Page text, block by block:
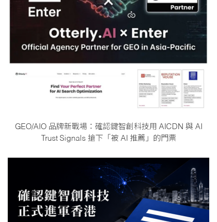
GEO/AIO 品牌新戰場：確認鍵智創科技用 AICDN 與 AI
Trust Signals 搶下「被 AI 推薦」的門票